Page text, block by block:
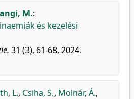
M.:
és kezelési
31 (3), 61-68, 2024.
L., Csiha, S., Molnár, Á.,